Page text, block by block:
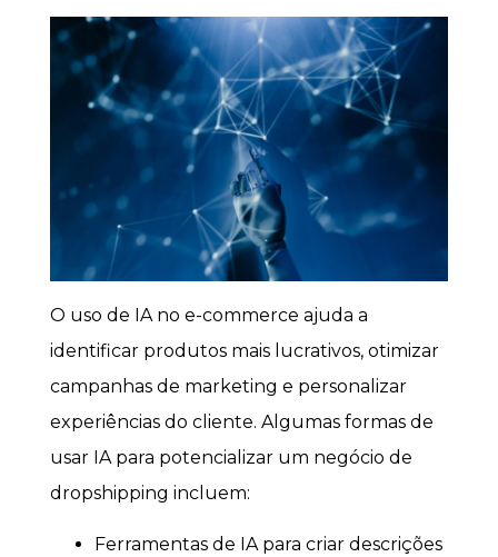
O uso de IA no e-commerce ajuda a
identificar produtos mais lucrativos, otimizar
campanhas de marketing e personalizar
experiências do cliente. Algumas formas de
usar IA para potencializar um negócio de
dropshipping incluem:
Ferramentas de IA para criar descrições